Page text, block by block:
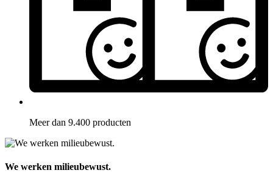
Meer dan 9.400 producten
We werken milieubewust.